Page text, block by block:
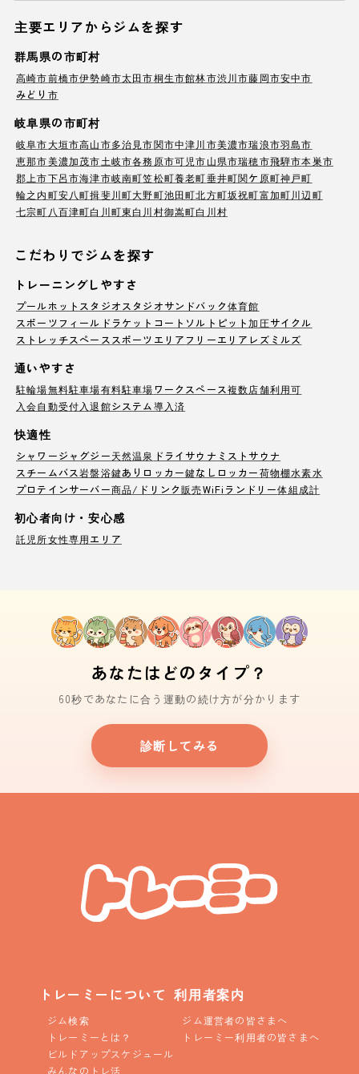
主要エリアからジムを探す
群馬県の市町村
高崎市前橋市伊勢崎市太田市桐生市館林市渋川市藤岡市安中市
みどり市
岐阜県の市町村
岐阜市大垣市高山市多治見市関市中津川市美濃市瑞浪市羽島市
恵那市美濃加茂市土岐市各務原市可児市山県市瑞穂市飛騨市本巣市
郡上市下呂市海津市岐南町笠松町養老町垂井町関ケ原町神戸町
輪之内町安八町揖斐川町大野町池田町北方町坂祝町富加町川辺町
七宗町 八百津町白川町東白川村御嵩町白川村
こだわりでジムを探す
トレーニングしやすさ
プールホットスタジオ スタジオサンドバック体育館
スポーツフィールド ラケットコート ソルトピット加圧サイクル
ストレッチスペース スポーツエリア フリーエリア レズミルズ
通いやすさ
駐輪場無料駐車場有料駐車場ワークスペース複数店舗利用可
入会自動受付 入退館システム導入済
快適性
シャワージャグジー天然温泉 ドライサウナ ミストサウナ
スチームバス岩盤浴鍵ありロッカー鍵なしロッカー荷物棚水素水
プロテインサーバー商品/ドリンク販売WiFi ランドリー体組成計
初心者向け・安心感
託児所女性専用エリア
あなたはどのタイプ？
60秒であなたに合う運動の続け方が分かります
診断してみる
トレーミーについて
ジム検索
トレーミーとは？
ビルドアップスケジュール
みんなのトレ活
利用者案内
ジム運営者の皆さまへ
トレーミー利用者の皆さまへ